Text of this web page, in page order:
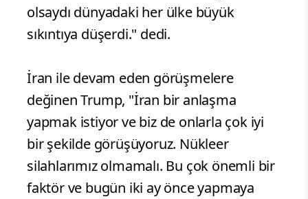
olsaydı dünyadaki her ülke büyük
sıkıntıya düşerdi." dedi.
İran ile devam eden görüşmelere
değinen Trump, "İran bir anlaşma
yapmak istiyor ve biz de onlarla çok iyi
bir şekilde görüşüyoruz. Nükleer
silahlarımız olmamalı. Bu çok önemli bir
faktör ve bugün iki ay önce yapmaya